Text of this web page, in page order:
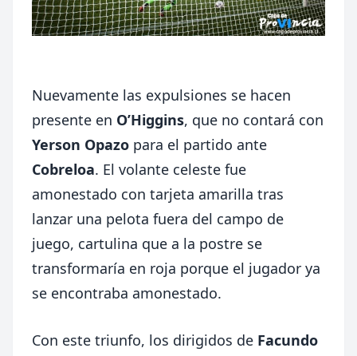
Nuevamente las expulsiones se hacen
presente en O’Higgins, que no contará con
Yerson Opazo para el partido ante
Cobreloa. El volante celeste fue
amonestado con tarjeta amarilla tras
lanzar una pelota fuera del campo de
juego, cartulina que a la postre se
transformaría en roja porque el jugador ya
se encontraba amonestado.
Con este triunfo, los dirigidos de Facundo